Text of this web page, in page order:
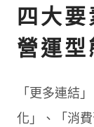
四大
營運型
「更多連結
化」、「消